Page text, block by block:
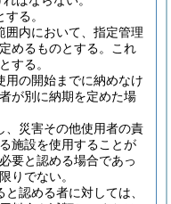
る。
囲内において、指定管理
めるものとする。
これ
する。
用の開始までに納めなけ
が別に納期を定めた場
、災害その他使用者の責
施設を使用することが
要と認める場合であっ
りでない。
認める者に対しては、